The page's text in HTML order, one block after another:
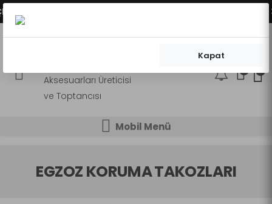
AKTİFLEŞMİŞTİR. VADE FARKSIZ 2 -
Mobil Menü 0
Mobil Menü
Mobil Menü
EGZOZ KORUMA TAKOZLARI
Kapat